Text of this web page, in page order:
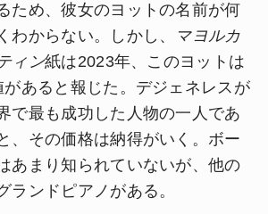
ため、彼女のヨットの名前が何
わからない。しかし、
マヨルカ
ィン紙は2023年、このヨットは
あると報じた。デジェネレスが
で最も成功した人物の一人であ
、その価格は納得がいく。ボー
あまり知られていないが、他の
ランドピアノがある。